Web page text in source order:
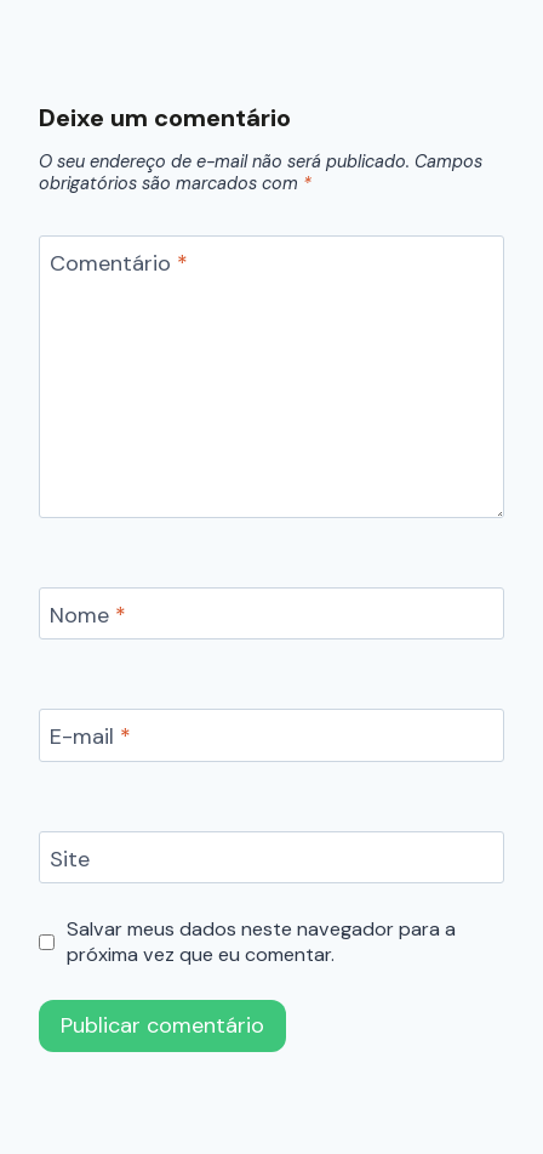
Deixe um comentário
O seu endereço de e-mail não será publicado. Campos
obrigatórios são marcados com *
Comentário *
Nome *
E-mail *
Site
Salvar meus dados neste navegador para a
próxima vez que eu comentar.